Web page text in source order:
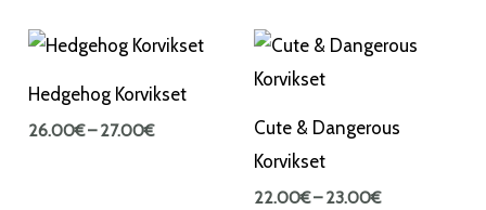
Hedgehog Korvikset
26.00€– 27.00€
Hintaluokka:
26.00€
27.00€
Cute & Dangerous
Korvikset
22.00€– 23.00€
Hintaluokka:
22.00€